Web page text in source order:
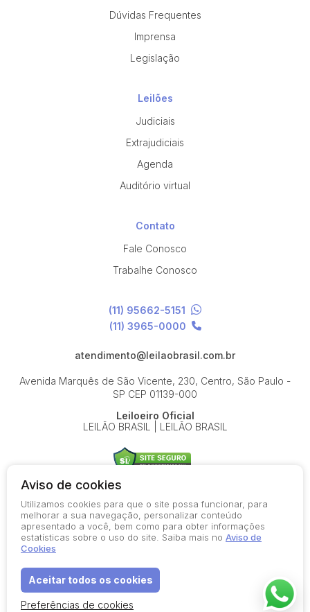
Dúvidas Frequentes
Imprensa
Legislação
Leilões
Judiciais
Extrajudiciais
Agenda
Auditório virtual
Contato
Fale Conosco
Trabalhe Conosco
(11) 95662-5151
(11) 3965-0000
atendimento@leilaobrasil.com.br
Avenida Marquês de São Vicente, 230, Centro, São Paulo -
SP CEP 01139-000
Leiloeiro Oficial
LEILÃO BRASIL | LEILÃO BRASIL
© 2026-present - Todos os direitos reservados
Política de Privacidade
Termos de Uso
Aviso de cookies
Utilizamos cookies para que o site possa funcionar, para
melhorar a sua navegação, personalizar conteúdo
apresentado a você, bem como para obter informações
estatísticas sobre o uso do site. Saiba mais no Aviso de
Cookies
Aceitar todos os cookies
Preferências de cookies